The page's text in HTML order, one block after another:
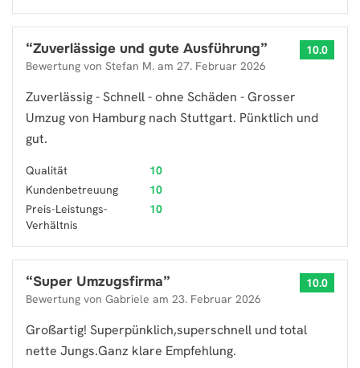
“Zuverlässige und gute Ausführung”
Bewertung von Stefan M. am 27. Februar 2026
10.0
Zuverlässig - Schnell - ohne Schäden - Grosser
Umzug von Hamburg nach Stuttgart. Pünktlich und
gut.
Qualität
10
Kundenbetreuung
10
Preis-Leistungs-
Verhältnis
10
“Super Umzugsfirma”
Bewertung von Gabriele am 23. Februar 2026
10.0
Großartig! Superpünklich,superschnell und total
nette Jungs.Ganz klare Empfehlung.